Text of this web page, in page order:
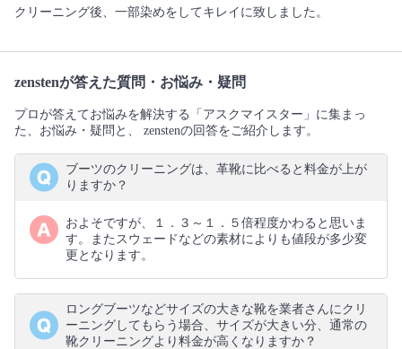
クリーニング後、一部染めをしてキレイに致しました。
zenstenが答えた質問・お悩み・疑問
プロが答えてお悩みを解決する「アスクマイスター」に集まっ
た、お悩み・疑問と、 zenstenの回答をご紹介します。
ブーツのクリーニングは、革靴に比べると料金が上が
りますか？
およそですが、１．３～１．５倍程度かわると思いま
す。またスウェードなどの素材によりも値段が多少変
更となります。
ロングブーツなどサイズの大きな靴を業者さんにクリ
ーニングしてもらう場合、サイズが大きい分、通常の
靴クリーニングより料金が高くなりますか？